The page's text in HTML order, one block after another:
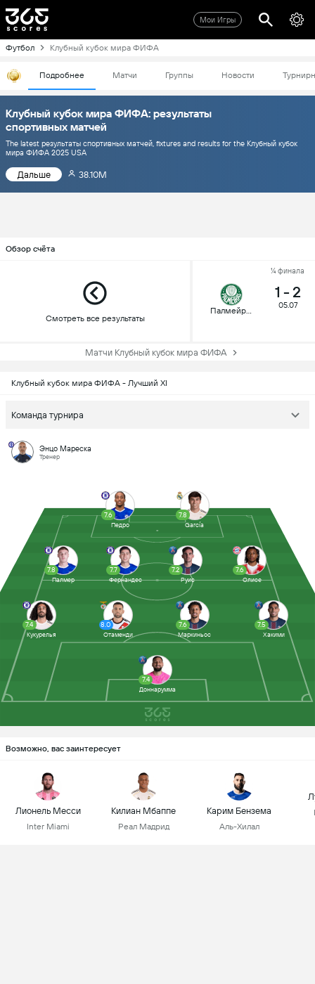
Мои Игры
Футбол Клубный кубок мира ФИФА
Подробнее Матчи Группы Новости
Клубный кубок мира ФИФА: результаты
спортивных матчей
The latest результаты спортивных матчей, fixtures and results for the Клубный кубок
мира ФИФА 2025 USA
Дальше 38.10M
Обзор счёта
Смотреть все результаты
¼ финала
Палмейрас
1 - 2
05.07
Матчи Клубный кубок мира ФИФА
Клубный кубок мира ФИФА - Лучший XI
Команда турнира
Энцо Мареска
Тренер
7.6
Маркиньос
7.4
Доннарумма
7.4
Кукурелья
7.7
Фернандес
7.6
Олисе
7.6
Педро
7.5
Хакими
7.2
Руис
8.0
Отаменди
7.8
García
7.8
Палмер
Возможно, вас заинтересует
Лионель Месси
Inter Miami
Килиан Мбаппе
Реал Мадрид
Карим Бензема
Аль-Хилал